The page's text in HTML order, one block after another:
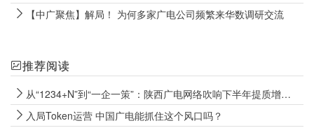
【中广聚焦】解局！ 为何多家广电公司频繁来华数调研交流
推荐阅读
从“1234+N”到“一企一策”：陕西广电网络吹响下半年提质增效冲锋号
入局Token运营 中国广电能抓住这个风口吗？